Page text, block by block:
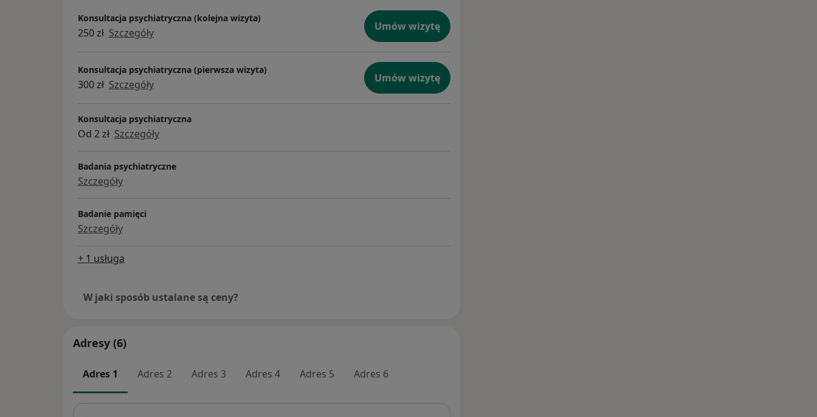
Konsultacja psychiatryczna (kolejna wizyta)
250 zł Szczegóły Umów wizytę
Konsultacja psychiatryczna (pierwsza wizyta)
300 zł Szczegóły Umów wizytę
Konsultacja psychiatryczna
Od 2 zł Szczegóły
Badania psychiatryczne
Szczegóły
Badanie pamięci
Szczegóły
+ 1 usługa
W jaki sposób ustalane są ceny?
Adresy (6)
Adres 1 Adres 2 Adres 3 Adres 4 Adres 5 Adres 6